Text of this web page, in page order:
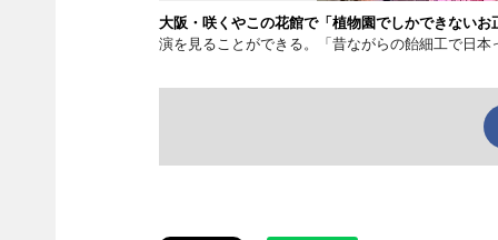
大阪・咲くやこの花館で「植物園でしかできない
演を見ることができる。「昔ながらの飴細工で日